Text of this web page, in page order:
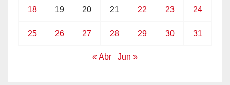
18 19 20 21 22 23 24
25 26 27 28 29 30 31
« Abr Jun »